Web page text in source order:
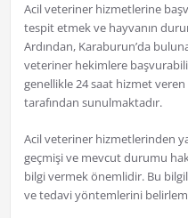
Acil veteriner hizmetlerine
tespit etmek ve hayvanın
Ardından, Karaburun’da
veteriner hekimlere
genellikle 24 saat hizmet
tarafından sunulmaktadır.
Acil veteriner hizmetlerinden
geçmişi ve mevcut durumu
bilgi vermek önemlidir. Bu
ve tedavi yöntemlerini